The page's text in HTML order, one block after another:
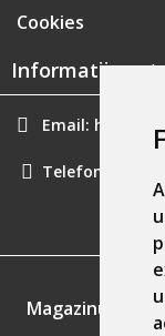
Cookies
Informatii
Email:
Telefon:
Magazinul